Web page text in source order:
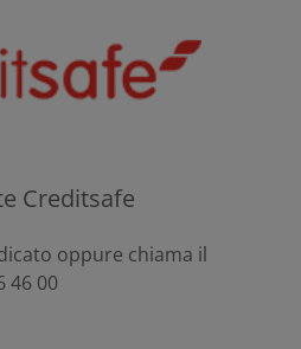
Creditsafe
oppure chiama il
46 00